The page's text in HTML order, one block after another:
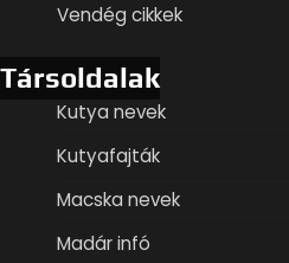
Vendég cikkek
Társoldalak
Kutya nevek
Kutyafajták
Macska nevek
Madár infó